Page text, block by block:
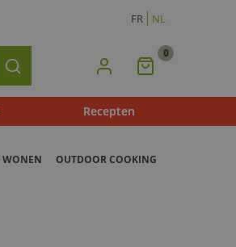
FR NL
Zoeken Mijn
0
Recepten
WONEN OUTDOOR COOKING